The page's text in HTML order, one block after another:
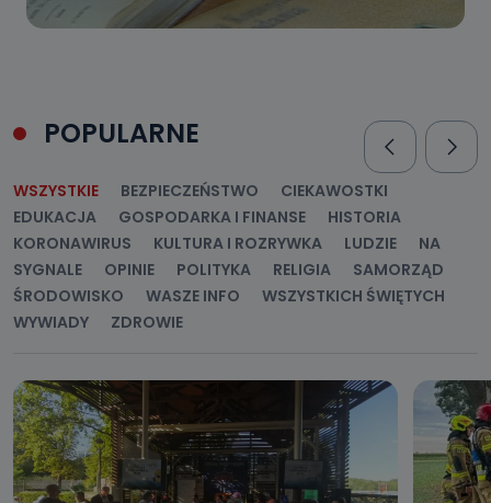
POPULARNE
WSZYSTKIE BEZPIECZEŃSTWO
CIEKAWOSTKI
EDUKACJA
GOSPODARKA I FINANSE
HISTORIA
KORONAWIRUS
KULTURA I ROZRYWKA LUDZIE
NA
SYGNALE
OPINIE POLITYKA RELIGIA
SAMORZĄD
ŚRODOWISKO
WASZE INFO
WSZYSTKICH ŚWIĘTYCH
WYWIADY
ZDROWIE